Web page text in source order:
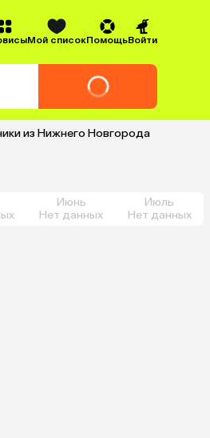
Мой списокПомощьВойти
из Нижнего Новгорода
Июнь
Нет данных
Июль
Нет данных